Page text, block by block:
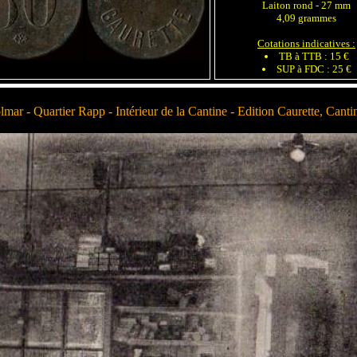
Laiton rond - 27 mm
4,09 grammes
Cotations indicatives :
TB à TTB : 15 €
SUP à FDC : 25 €
- Quartier Rapp - Intérieur de la Cantine - Edition Caurette,